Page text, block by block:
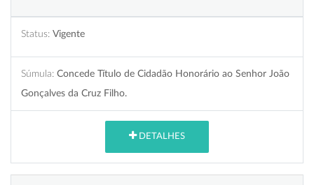
Status: Vigente
Súmula: Concede Título de Cidadão Honorário ao Senhor João
Gonçalves da Cruz Filho.
DETALHES